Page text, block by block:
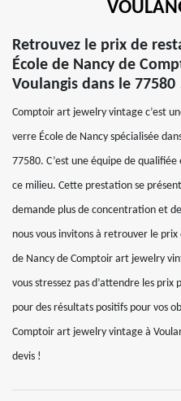
Retrouvez le prix de
École de Nancy de
Voulangis dans le 77580
Comptoir art jewelry vintage c’est
verre École de Nancy spécialisée
77580. C’est une équipe de
ce milieu. Cette prestation se
demande plus de concentration et
nous vous invitons à retrouver le
de Nancy de Comptoir art jewelry
vous stressez pas d’attendre les
pour des résultats positifs pour vos
Comptoir art jewelry vintage à
devis !